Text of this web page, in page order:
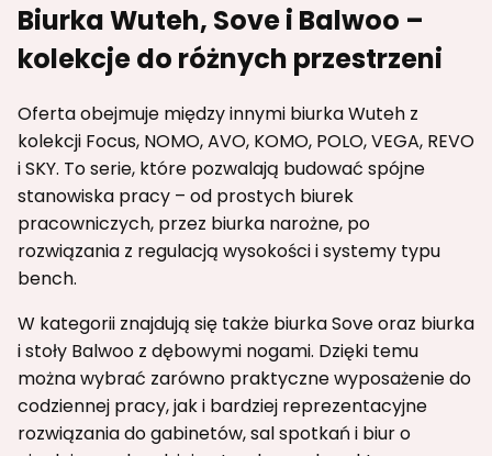
Biurka Wuteh, Sove i Balwoo –
kolekcje do różnych przestrzeni
Oferta obejmuje między innymi biurka Wuteh z
kolekcji Focus, NOMO, AVO, KOMO, POLO, VEGA, REVO
i SKY. To serie, które pozwalają budować spójne
stanowiska pracy – od prostych biurek
pracowniczych, przez biurka narożne, po
rozwiązania z regulacją wysokości i systemy typu
bench.
W kategorii znajdują się także biurka Sove oraz biurka
i stoły Balwoo z dębowymi nogami. Dzięki temu
można wybrać zarówno praktyczne wyposażenie do
codziennej pracy, jak i bardziej reprezentacyjne
rozwiązania do gabinetów, sal spotkań i biur o